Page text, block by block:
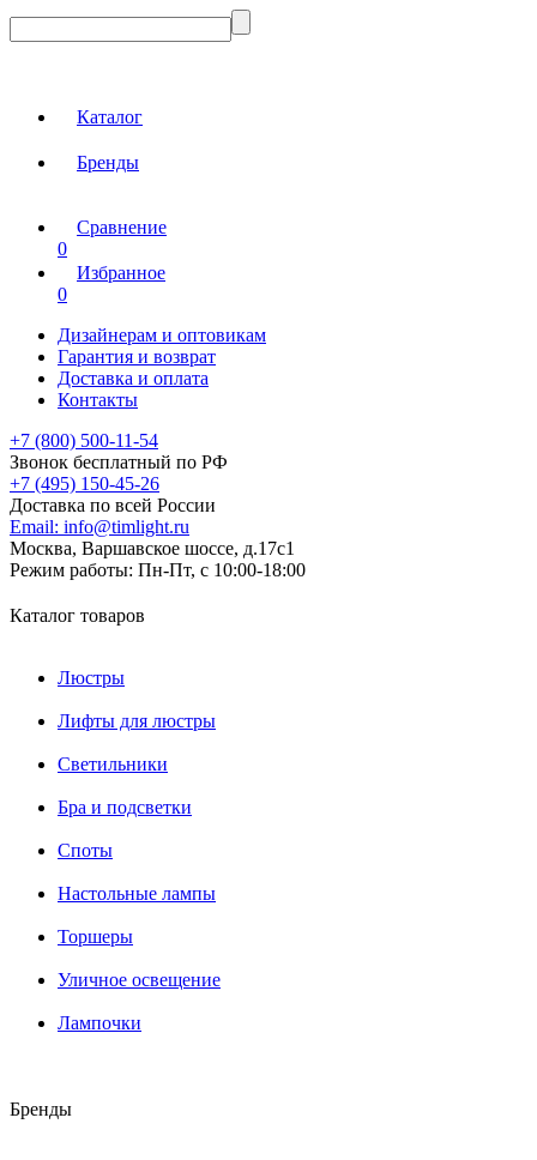
Каталог
Бренды
Сравнение
0
Избранное
0
Дизайнерам и оптовикам
Гарантия и возврат
Доставка и оплата
Контакты
+7 (800) 500-11-54
Звонок бесплатный по РФ
+7 (495) 150-45-26
Доставка по всей России
Email: info@timlight.ru
Москва, Варшавское шоссе, д.17c1
Режим работы: Пн-Пт, с 10:00-18:00
Каталог товаров
Люстры
Лифты для люстры
Светильники
Бра и подсветки
Споты
Настольные лампы
Торшеры
Уличное освещение
Лампочки
Бренды